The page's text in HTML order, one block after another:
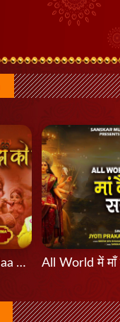
माँ यशोदा को बधाई | Maa Yashoda Ko Badhai